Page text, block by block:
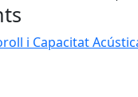
i Capacitat